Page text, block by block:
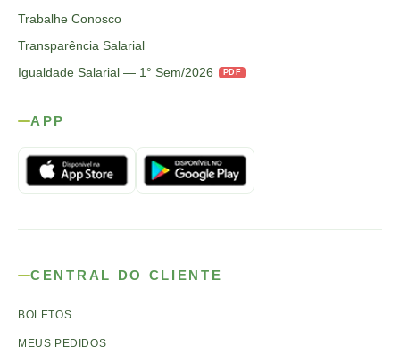
Trabalhe Conosco
Transparência Salarial
Igualdade Salarial — 1° Sem/2026
PDF
APP
CENTRAL DO CLIENTE
BOLETOS
MEUS PEDIDOS